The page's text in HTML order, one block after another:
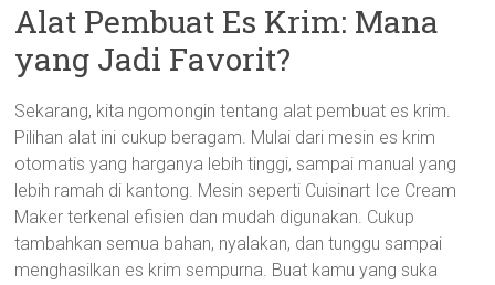
Alat Pembuat Es Krim: Mana
yang Jadi Favorit?
Sekarang, kita ngomongin tentang alat pembuat es krim.
Pilihan alat ini cukup beragam. Mulai dari mesin es krim
otomatis yang harganya lebih tinggi, sampai manual yang
lebih ramah di kantong. Mesin seperti Cuisinart Ice Cream
Maker terkenal efisien dan mudah digunakan. Cukup
tambahkan semua bahan, nyalakan, dan tunggu sampai
menghasilkan es krim sempurna. Buat kamu yang suka